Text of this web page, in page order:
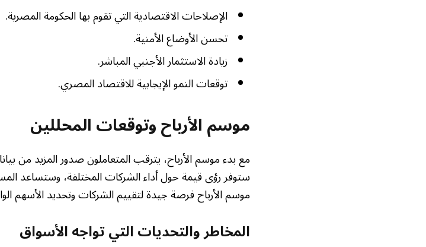
الإصلاحات الاقتصادية التي تقوم بها الحكومة المصرية.
تحسن الأوضاع الأمنية.
زيادة الاستثمار الأجنبي المباشر.
توقعات النمو الإيجابية للاقتصاد المصري.
موسم الأرباح وتوقعات المحللين
مع بدء موسم الأرباح، يترقب المتعاملون صدور المزيد من
ستوفر رؤى قيمة حول أداء الشركات المختلفة، وستساعد
موسم الأرباح فرصة جيدة لتقييم الشركات وتحديد الأسهم
المخاطر والتحديات التي تواجه الأسواق